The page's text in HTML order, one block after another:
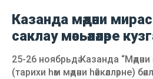
Казанда мәдәни
саклау мәсьәләләре
25-26 ноябрьдә Казанда
(тарихи һәм мәдәни һәйкәлләрне)